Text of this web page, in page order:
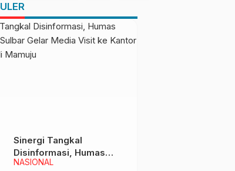
NASIONAL
Sinergi Tangkal
Disinformasi, Humas
Pemprov Sulbar Gelar